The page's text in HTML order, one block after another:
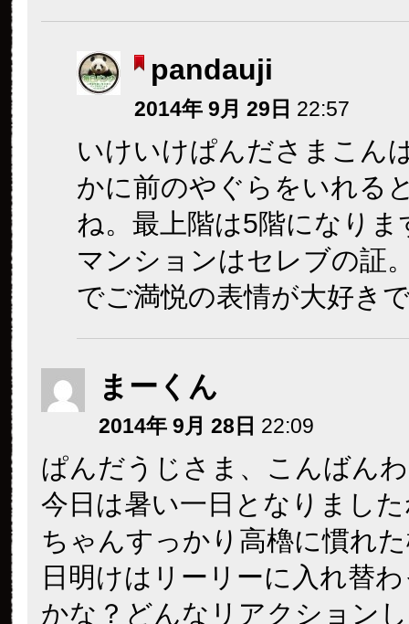
pandauji
2014年 9月 29日 22:57
いけいけぱんださまこん
かに前のやぐらをいれる
ね。最上階は5階になりま
マンションはセレブの証
でご満悦の表情が大好き
まーくん
2014年 9月 28日 22:09
ぱんだうじさま、こんばん
今日は暑い一日となりまし
ちゃんすっかり高櫓に慣れ
日明けはリーリーに入れ替
かな？どんなリアクション